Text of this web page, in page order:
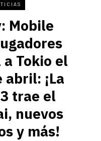
Mobile
Tokio el
¡La
trae el
nuevos
y más!